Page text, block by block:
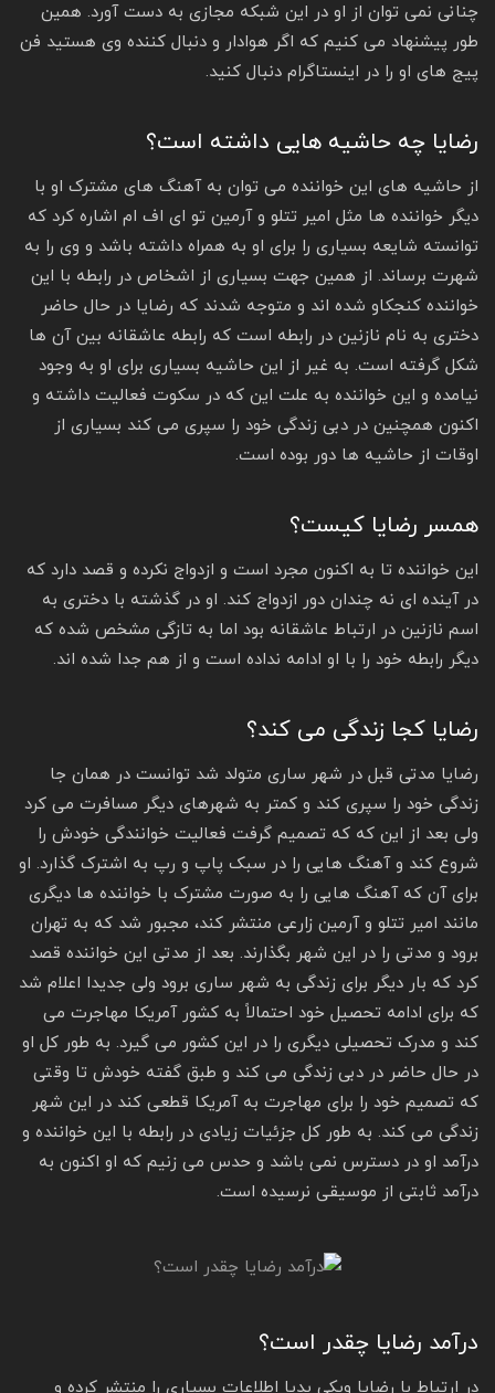
چنانی نمی‌ توان از او در این شبکه مجازی به دست آورد‌. همین
طور پیشنهاد می‌ کنیم که اگر هوادار و دنبال کننده وی هستید فن
پیج های او را در اینستاگرام دنبال کنید.
رضایا چه حاشیه هایی داشته است؟
از حاشیه های این خواننده می توان به آهنگ های مشترک او با
دیگر خواننده ها مثل امیر تتلو و آرمین تو ای اف ام اشاره کرد که
توانسته شایعه بسیاری را برای او به همراه داشته باشد و وی را به
شهرت برساند. از همین جهت بسیاری از اشخاص در رابطه با این
خواننده کنجکاو شده اند و متوجه شدند که رضایا در حال حاضر
دختری به نام نازنین در رابطه است که رابطه عاشقانه بین آن ها
شکل گرفته است. به غیر از این حاشیه بسیاری برای او به وجود
نیامده و این خواننده به علت این که در سکوت فعالیت داشته و
اکنون همچنین در دبی زندگی خود را سپری می کند بسیاری از
اوقات از حاشیه ها دور بوده است.
همسر رضایا کیست؟
این خواننده تا به اکنون مجرد است و ازدواج نکرده و قصد دارد که
در آینده ای نه چندان دور ازدواج کند. او در گذشته با دختری به
اسم نازنین در ارتباط عاشقانه بود اما به تازگی مشخص شده که
دیگر رابطه خود را با او ادامه نداده است و از هم جدا شده اند‌.
رضایا کجا زندگی می کند؟
رضایا مدتی قبل در شهر ساری متولد شد توانست در همان جا
زندگی خود را سپری کند و کمتر به شهرهای دیگر مسافرت می کرد
ولی بعد از این که که تصمیم گرفت فعالیت خوانندگی خودش را
شروع کند و آهنگ هایی را در سبک پاپ و رپ به اشترک گذارد. او
برای آن که آهنگ هایی را به صورت مشترک با خواننده ها دیگری
مانند امیر تتلو و آرمین زارعی منتشر کند، مجبور شد که به تهران
برود و مدتی را در این شهر بگذارند. بعد از مدتی این خواننده قصد
کرد که بار دیگر برای زندگی به شهر ساری برود ولی جدیدا اعلام شد
که برای ادامه تحصیل خود احتمالاً به کشور آمریکا مهاجرت می
کند و مدرک تحصیلی دیگری را در این کشور می گیرد. به طور کل او
در حال حاضر در دبی زندگی می کند و طبق گفته خودش تا وقتی
که تصمیم خود را برای مهاجرت به آمریکا قطعی کند در این شهر
زندگی می کند. به طور کل جزئیات زیادی در رابطه با این خواننده و
درآمد او در دسترس نمی باشد و حدس می زنیم که او اکنون به
درآمد ثابتی از موسیقی نرسیده است.
درآمد رضایا چقدر است؟
در ارتباط با رضایا ویکی پدیا اطلاعات بسیاری را منتشر کرده و